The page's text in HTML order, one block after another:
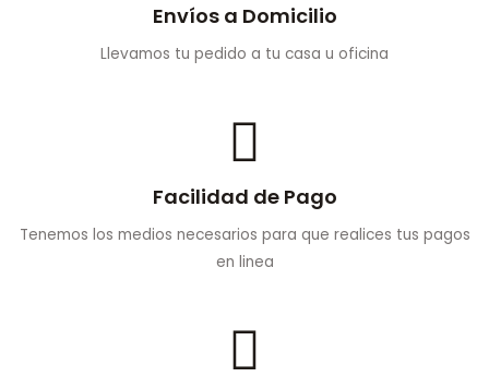
Envíos a Domicilio
Llevamos tu pedido a tu casa u oficina
Facilidad de Pago
Tenemos los medios necesarios para que realices tus pagos
en linea